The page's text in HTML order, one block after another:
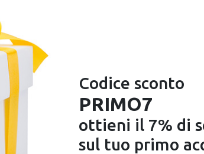
€ 8.699,90
€ 11.444,90
Disponibile
Codice sconto
PRIMO7
ottieni il 7% di
sul tuo primo